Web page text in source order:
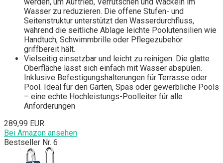
Wasser zu reduzieren. Die offene Stufen- und
Seitenstruktur unterstützt den Wasserdurchfluss,
während die seitliche Ablage leichte Poolutensilien wie
Handtuch, Schwimmbrille oder Pflegezubehör
griffbereit hält.
Vielseitig einsetzbar und leicht zu reinigen: Die glatte
Oberfläche lässt sich einfach mit Wasser abspülen.
Inklusive Befestigungshalterungen für Terrasse oder
Pool. Ideal für den Garten, Spas oder gewerbliche Pools
– eine echte Hochleistungs-Poolleiter für alle
Anforderungen
289,99 EUR
Bei Amazon ansehen
Bestseller Nr. 6